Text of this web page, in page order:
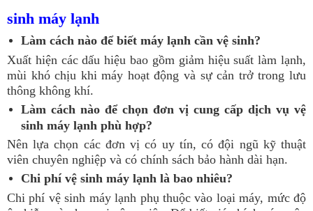
sinh máy lạnh
Làm cách nào để biết máy lạnh cần vệ sinh?
Xuất hiện các dấu hiệu bao gồm giảm hiệu suất làm lạnh,
mùi khó chịu khi máy hoạt động và sự cản trở trong lưu
thông không khí.
Làm cách nào để chọn đơn vị cung cấp dịch vụ vệ
sinh máy lạnh phù hợp?
Nên lựa chọn các đơn vị có uy tín, có đội ngũ kỹ thuật
viên chuyên nghiệp và có chính sách bảo hành dài hạn.
Chi phí vệ sinh máy lạnh là bao nhiêu?
Chi phí vệ sinh máy lạnh phụ thuộc vào loại máy, mức độ